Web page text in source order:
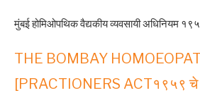
मुंबई होमिओपथिक वैद्यकीय व्यवसायी अधिनियम
THE BOMBAY
[PRACTIONERS ACT१९५९ चे